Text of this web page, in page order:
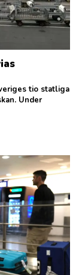
tio statliga
Under